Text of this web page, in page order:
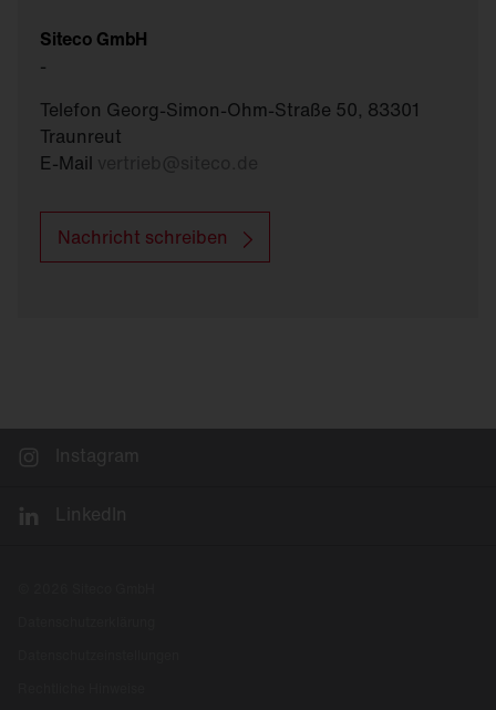
Siteco GmbH
-
Telefon Georg-Simon-Ohm-Straße 50, 83301
Traunreut
E-Mail
Nachricht schreiben
Instagram
LinkedIn